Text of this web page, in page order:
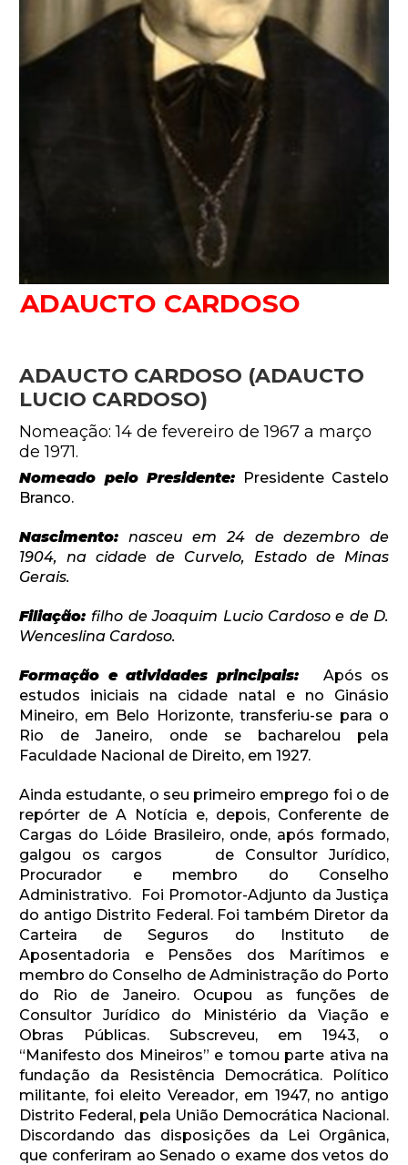
ADAUCTO CARDOSO
ADAUCTO CARDOSO (ADAUCTO
LUCIO CARDOSO)
Nomeação: 14 de fevereiro de 1967 a março
de 1971.
Nomeado pelo Presidente: Presidente Castelo
Branco.
Nascimento: nasceu em 24 de dezembro de
1904, na cidade de Curvelo, Estado de Minas
Gerais.
Filiação: filho de Joaquim Lucio Cardoso e de D.
Wenceslina Cardoso.
Formação e atividades principais:
Após os
estudos iniciais na cidade natal e no Ginásio
Mineiro, em Belo Horizonte, transferiu-se para o
Rio de Janeiro, onde se bacharelou pela
Faculdade Nacional de Direito, em 1927.
Ainda estudante, o seu primeiro emprego foi o de
repórter de A Notícia e, depois, Conferente de
Cargas do Lóide Brasileiro, onde, após formado,
galgou os cargos de Consultor Jurídico,
Procurador e membro do Conselho
Administrativo. Foi Promotor-Adjunto da Justiça
do antigo Distrito Federal. Foi também Diretor da
Carteira de Seguros do Instituto de
Aposentadoria e Pensões dos Marítimos e
membro do Conselho de Administração do Porto
do Rio de Janeiro. Ocupou as funções de
Consultor Jurídico do Ministério da Viação e
Obras Públicas. Subscreveu, em 1943, o
“Manifesto dos Mineiros” e tomou parte ativa na
fundação da Resistência Democrática. Político
militante, foi eleito Vereador, em 1947, no antigo
Distrito Federal, pela União Democrática Nacional.
Discordando das disposições da Lei Orgânica,
que conferiram ao Senado o exame dos vetos do
Assine e receba os conteúdos no seu e-mail.
*
CADASTRAR
Desenvolvido por SendPulse